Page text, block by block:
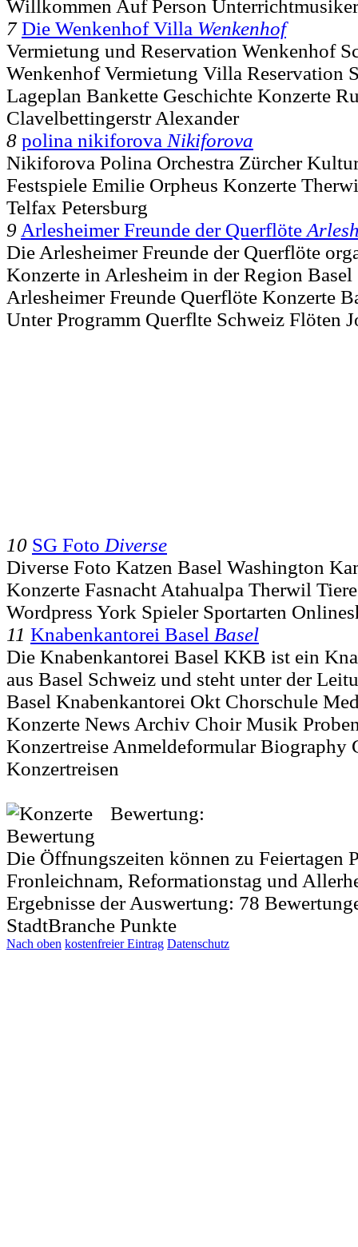
Willkommen Auf Person
7 Die Wenkenhof Villa Wenkenhof
Vermietung und Reservation Wenkenhof
Wenkenhof Vermietung Villa Reservation
Lageplan Bankette Geschichte Konzerte
Clavelbettingerstr Alexander
8 polina nikiforova Nikiforova
Nikiforova Polina Orchestra Zürcher
Festspiele Emilie Orpheus Konzerte
Telfax Petersburg
9 Arlesheimer Freunde der Querflöte
Die Arlesheimer Freunde der Querflöte
Konzerte in Arlesheim in der Region Basel
Arlesheimer Freunde Querflöte Konzerte
Unter Programm Querflte Schweiz Flöten
10 SG Foto Diverse
Diverse Foto Katzen Basel Washington
Konzerte Fasnacht Atahualpa Therwil
Wordpress York Spieler Sportarten
11 Knabenkantorei Basel Basel
Die Knabenkantorei Basel KKB ist ein
aus Basel Schweiz und steht unter der
Basel Knabenkantorei Okt Chorschule
Konzerte News Archiv Choir Musik
Konzertreise Anmeldeformular Biography
Konzertreisen
Bewertung:
Die Öffnungszeiten können zu Feiertagen
Fronleichnam, Reformationstag und
Ergebnisse der Auswertung: 78
StadtBranche Punkte
Nach oben kostenfreier Eintrag Datenschutz